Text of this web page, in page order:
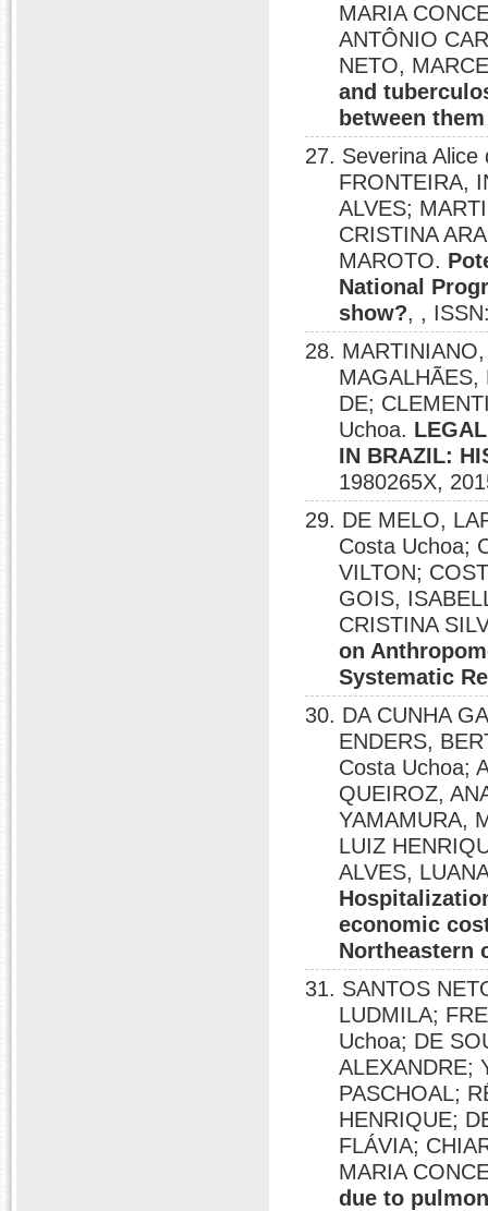
MARIA
ANTÔNIO
NETO,
and
between
27. Severina Alice
FRONTEIRA,
ALVES;
CRISTINA
MAROTO.
National
show?, ,
28.
MAGALHÃES,
DE;
Uchoa.
IN BRAZIL:
1980265X,
29. DE MELO,
Costa Uchoa;
VILTON;
GOIS,
CRISTINA
on
Systematic
30. DA CUNHA
ENDERS,
Costa Uchoa;
QUEIROZ,
YAMAMURA,
LUIZ
ALVES,
economic
Northeastern
31. SANTOS
LUDMILA;
Uchoa; DE
ALEXANDRE;
PASCHOAL;
HENRIQUE;
FLÁVIA;
MARIA
due to